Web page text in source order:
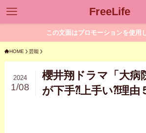
FreeLife
この文面はプロモーションを使用
HOME 芸能
櫻井翔ドラマ「大病
が下手⁈上手い⁈理由
2024
1/08